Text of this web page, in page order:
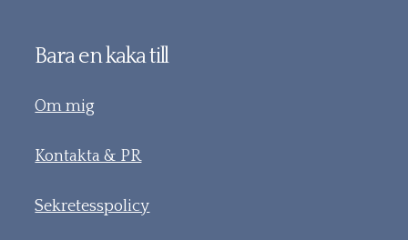
Bara en kaka till
Om mig
Kontakta & PR
Sekretesspolicy